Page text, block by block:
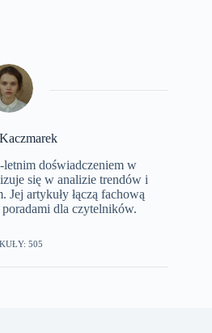
letnim doświadczeniem w
się w analizie trendów i
artykuły łączą fachową
dla czytelników.
505